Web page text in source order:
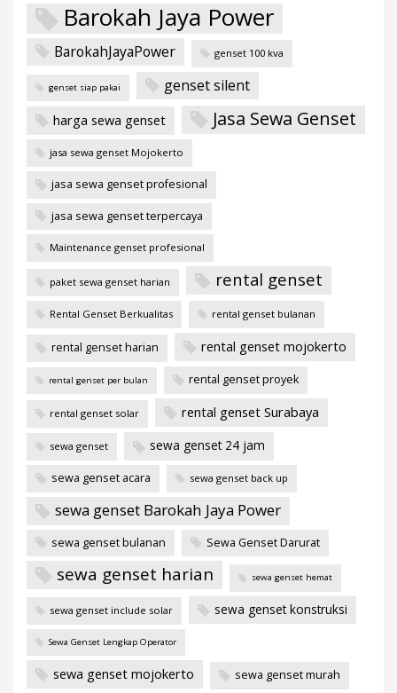
Barokah Jaya Power
BarokahJayaPower genset 100 kva
genset siap pakai genset silent
harga sewa genset Jasa Sewa Genset
jasa sewa genset Mojokerto
jasa sewa genset profesional
jasa sewa genset terpercaya
Maintenance genset profesional
paket sewa genset harian rental genset
Rental Genset Berkualitas rental genset bulanan
rental genset harian rental genset mojokerto
rental genset per bulan rental genset proyek
rental genset solar rental genset Surabaya
sewa genset sewa genset 24 jam
sewa genset acara sewa genset back up
sewa genset Barokah Jaya Power
sewa genset bulanan Sewa Genset Darurat
sewa genset harian sewa genset hemat
sewa genset include solar sewa genset konstruksi
Sewa Genset Lengkap Operator
sewa genset mojokerto sewa genset murah